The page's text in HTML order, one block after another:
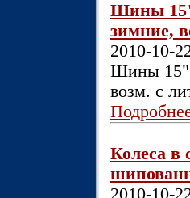
Шины 15"
зимние,
2010-10-
Шины 15"
возм. с
Колеса в
2010-10-